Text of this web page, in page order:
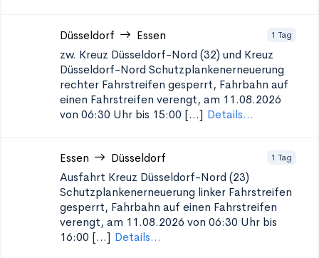
Düsseldorf Essen 1 Tag
zw. Kreuz Düsseldorf-Nord (32) und Kreuz
Düsseldorf-Nord Schutzplankenerneuerung
rechter Fahrstreifen gesperrt, Fahrbahn auf
einen Fahrstreifen verengt, am 11.08.2026
von 06:30 Uhr bis 15:00 [...] Details...
Essen Düsseldorf 1 Tag
Ausfahrt Kreuz Düsseldorf-Nord (23)
Schutzplankenerneuerung linker Fahrstreifen
gesperrt, Fahrbahn auf einen Fahrstreifen
verengt, am 11.08.2026 von 06:30 Uhr bis
16:00 [...] Details...